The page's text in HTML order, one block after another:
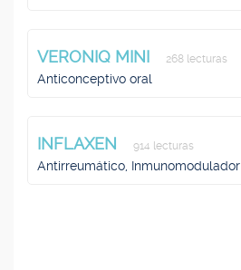
VERONIQ MINI 268 lecturas
Anticonceptivo oral
INFLAXEN 914 lecturas
Antirreumático, Inmunomodulador